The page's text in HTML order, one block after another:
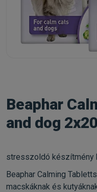
Beaphar
and dog
stresszoldó készítmény
Beaphar Calming
macskáknak és